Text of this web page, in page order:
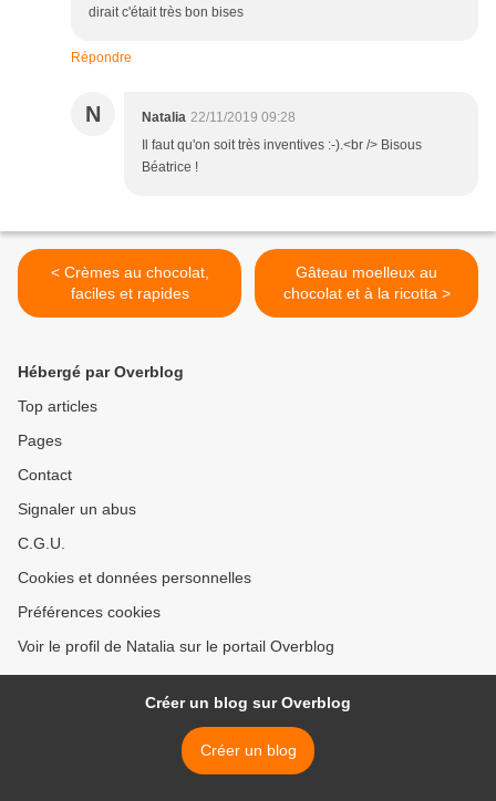
dirait c'était très bon bises
Répondre
N Natalia 22/11/2019 09:28
Il faut qu'on soit très inventives :-).<br /> Bisous
Béatrice !
< Crèmes au chocolat,
faciles et rapides
Gâteau moelleux au
chocolat et à la ricotta >
Hébergé par Overblog
Top articles
Pages
Contact
Signaler un abus
C.G.U.
Cookies et données personnelles
Préférences cookies
Voir le profil de Natalia sur le portail Overblog
Créer un blog sur Overblog
Créer un blog